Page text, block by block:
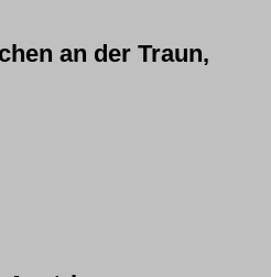
an der Traun,